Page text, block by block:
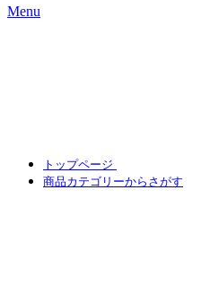
Menu
トップページ
商品カテゴリーからさがす